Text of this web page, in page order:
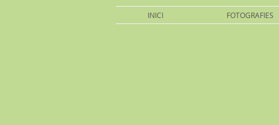
INICI FOTOGRAFIES